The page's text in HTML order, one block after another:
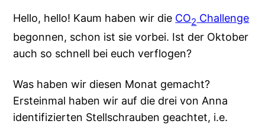
Hello, hello! Kaum haben wir die CO2 Challenge
begonnen, schon ist sie vorbei. Ist der Oktober
auch so schnell bei euch verflogen?
Was haben wir diesen Monat gemacht?
Ersteinmal haben wir auf die drei von Anna
identifizierten Stellschrauben geachtet, i.e.